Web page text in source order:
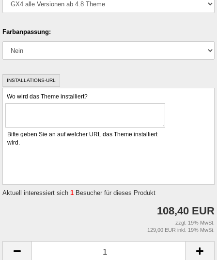
Farbanpassung:
INSTALLATIONS-URL
Wo wird das Theme installiert?
Bitte geben Sie an auf welcher URL das Theme installiert
wird.
Aktuell interessiert sich 1 Besucher für dieses Produkt
108,40 EUR
zzgl. 19% MwSt.
129,00 EUR inkl. 19% MwSt.